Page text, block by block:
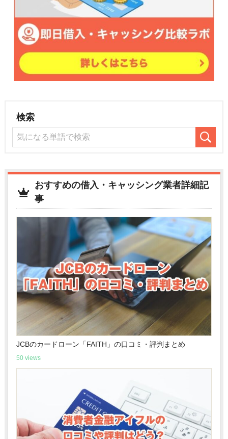
検索
おすすめの借入・キャッシング業者詳細記
事
JCBのカードローン「FAITH」の口コミ・評判まとめ
50 views